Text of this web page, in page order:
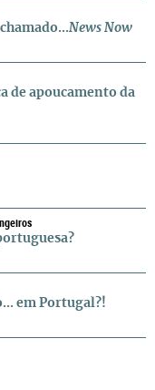
News Now
de apoucamento da
em Portugal?!